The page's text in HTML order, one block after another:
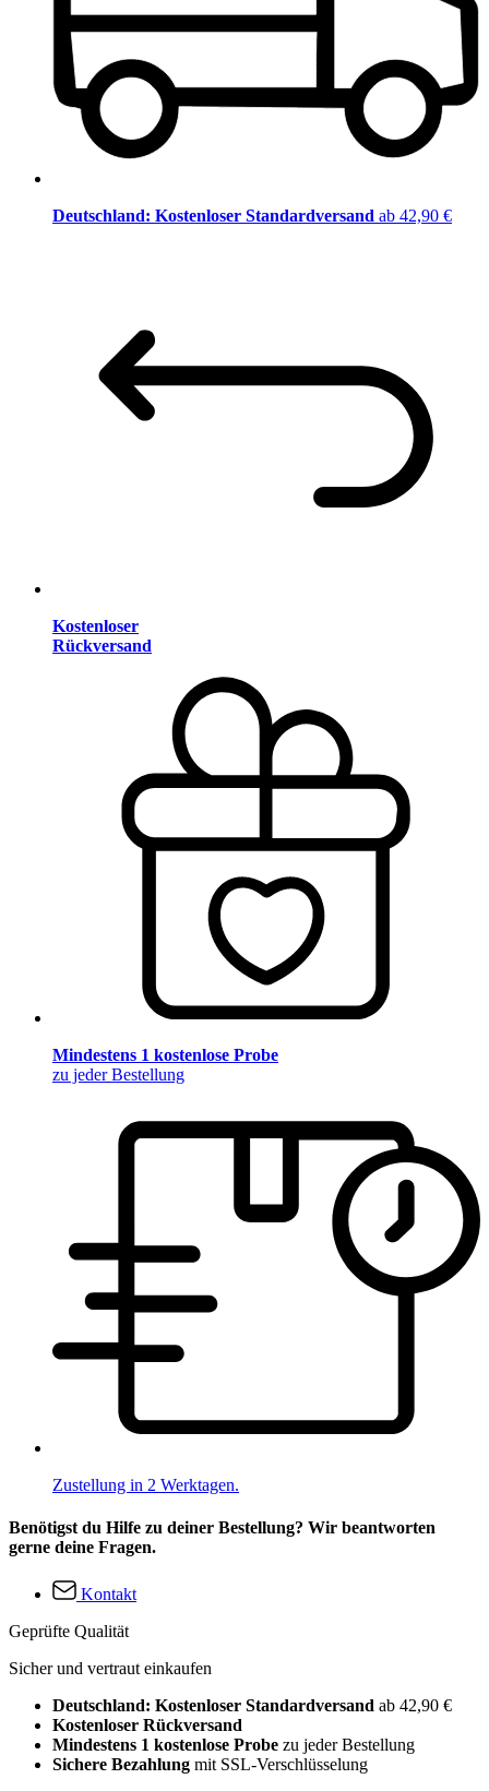
Deutschland: Kostenloser Standardversand ab 42,90 €
Kostenloser
Rückversand
Mindestens 1 kostenlose Probe
zu jeder Bestellung
Zustellung in 2 Werktagen.
Benötigst du Hilfe zu deiner Bestellung? Wir beantworten
gerne deine Fragen.
Kontakt
Geprüfte Qualität
Sicher und vertraut einkaufen
Deutschland: Kostenloser Standardversand ab 42,90 €
Kostenloser Rückversand
Mindestens 1 kostenlose Probe zu jeder Bestellung
Sichere Bezahlung mit SSL-Verschlüsselung